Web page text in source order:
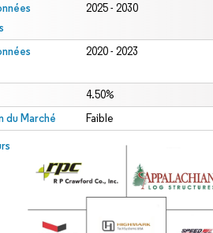
2025 - 2030
2020 - 2023
4.50%
du Marché Faible